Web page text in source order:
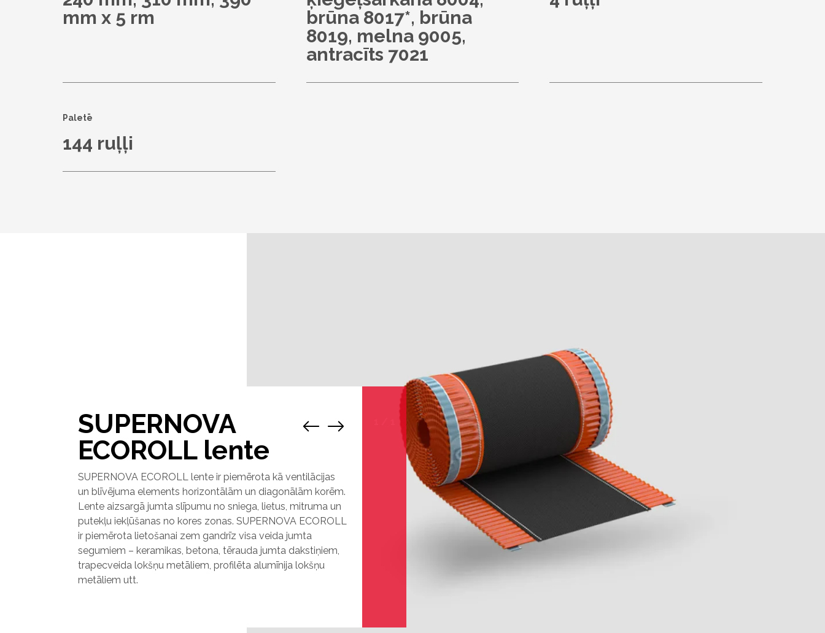
mm x 5 rm
brūna 8017*, brūna
8019, melna 9005,
antracīts 7021
Paletē
144 ruļļi
SUPERNOVA
ECOROLL lente
SUPERNOVA ECOROLL lente ir piemērota kā ventilācijas
un blīvējuma elements horizontālām un diagonālām korēm.
Lente aizsargā jumta slīpumu no sniega, lietus, mitruma un
putekļu iekļūšanas no kores zonas. SUPERNOVA ECOROLL
ir piemērota lietošanai zem gandrīz visa veida jumta
segumiem – keramikas, betona, tērauda jumta dakstiņiem,
trapecveida lokšņu metāliem, profilēta alumīnija lokšņu
metāliem utt.